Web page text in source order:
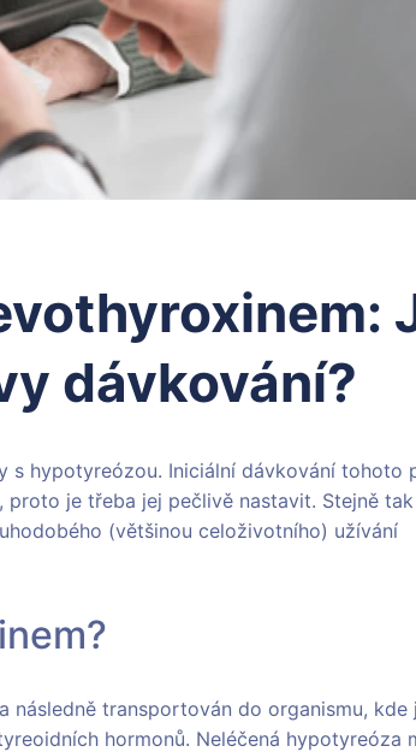
dávkování?
s hypotyreózou. Iniciální dávkování tohoto
je třeba jej pečlivě nastavit. Stejně
(většinou celoživotního) užívání
následně transportován do organismu, kde
hormonů. Neléčená hypotyreóza